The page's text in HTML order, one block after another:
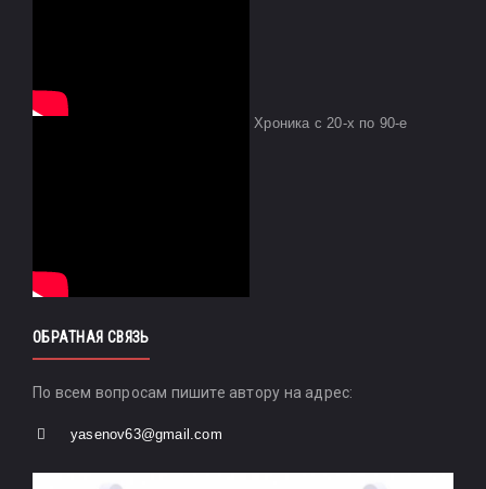
Хроника с 20-х по 90-е
ОБРАТНАЯ СВЯЗЬ
По всем вопросам пишите автору на адрес:
yasenov63@gmail.com